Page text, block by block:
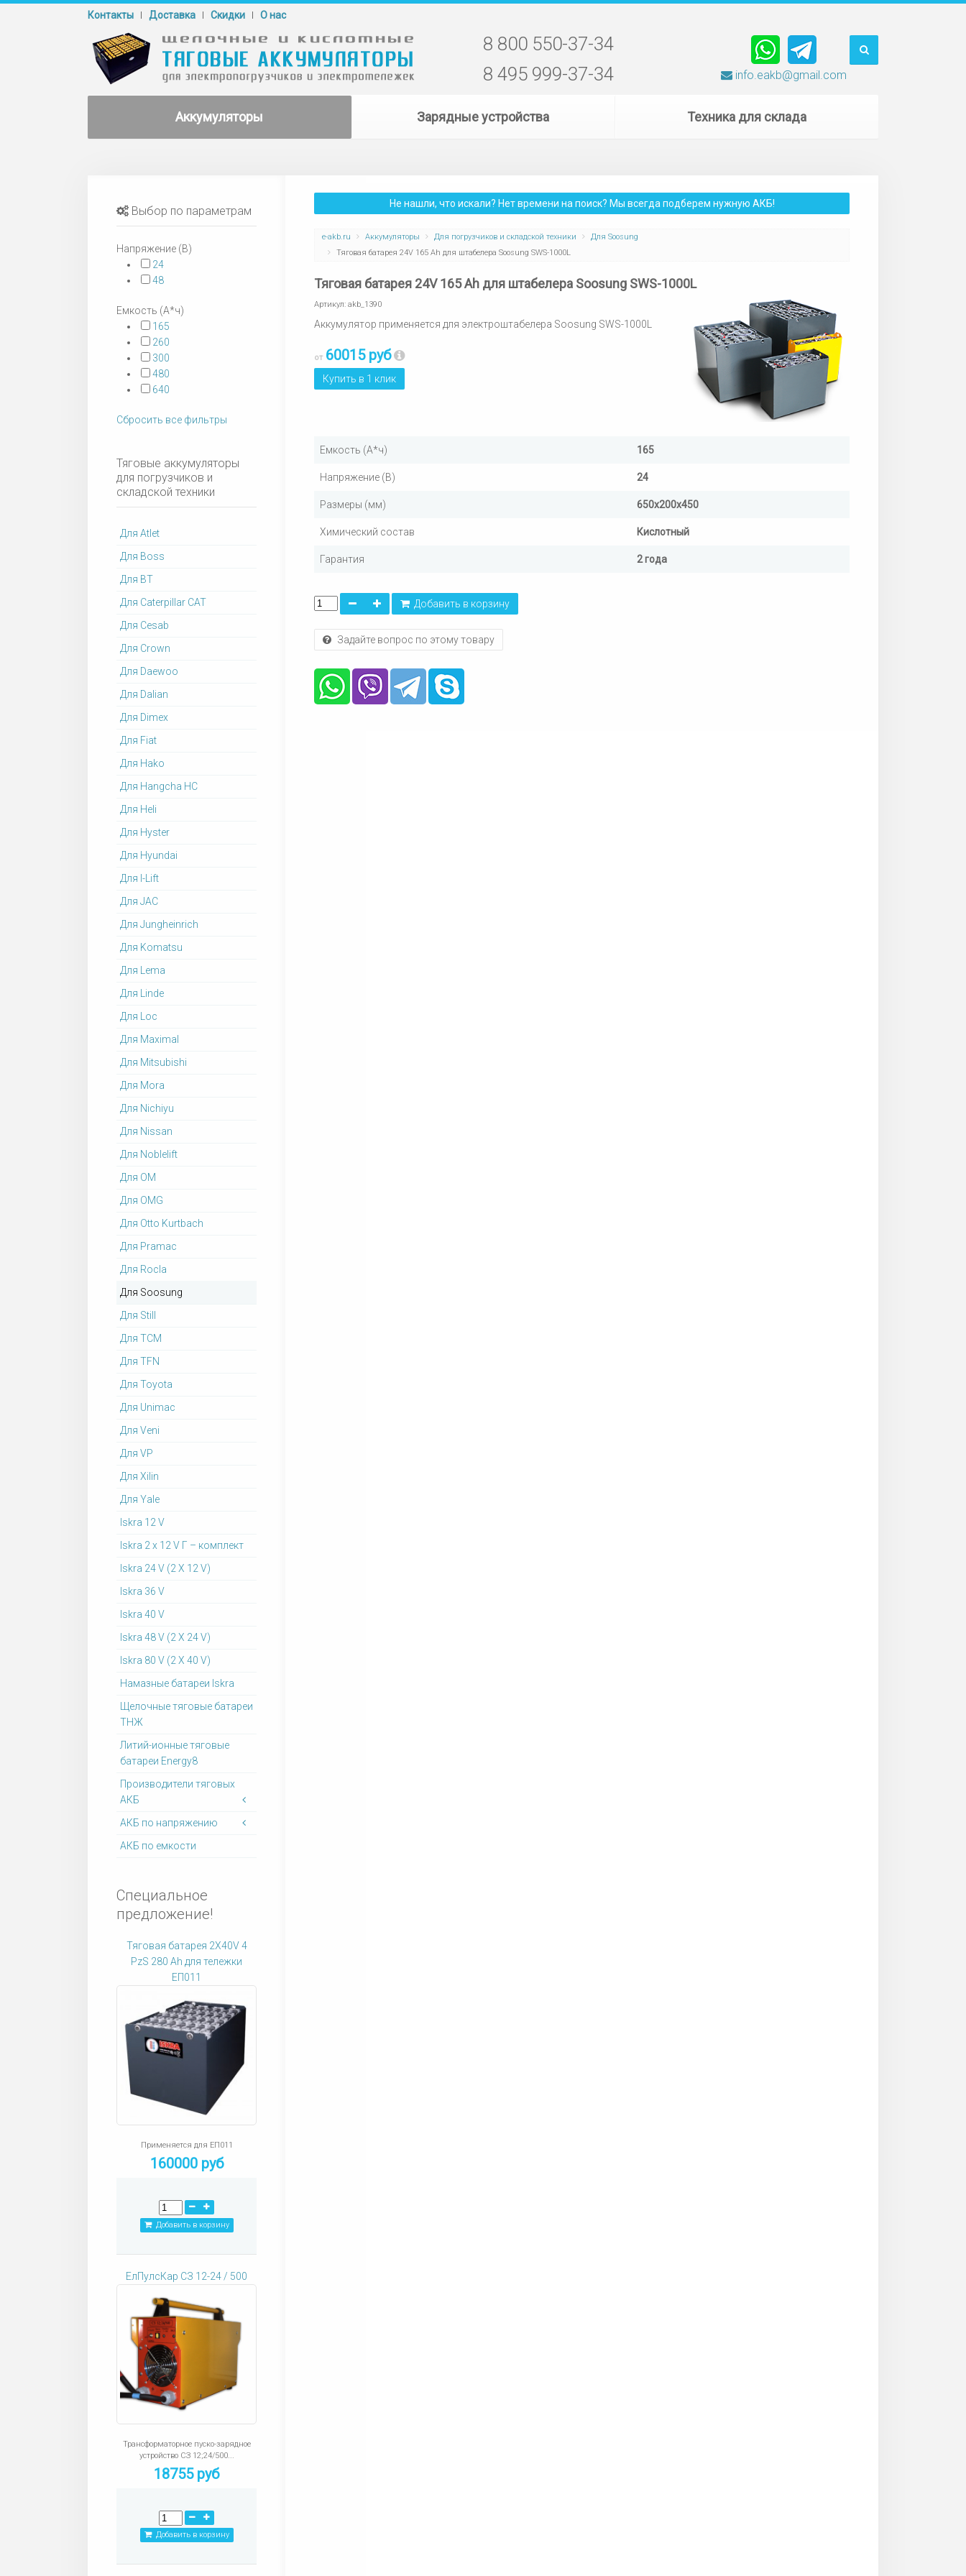
Контакты Доставка Cкидки О нас
8 800 550-37-34
8 495 999-37-34
info.eakb@gmail.com
Аккумуляторы Зарядные устройства Техника для склада
Не нашли, что искали? Нет времени на поиск? Мы всегда подберем нужную АКБ!
e-akb.ru Аккумуляторы Для погрузчиков и складской техники
Для Soosung
Тяговая батарея 24V 165 Ah для штабелера Soosung SWS-1000L
Тяговая батарея 24V 165 Ah для штабелера Soosung SWS-1000L
Артикул: akb_1390
Аккумулятор применяется для электроштабелера Soosung SWS-1000L
от 60015 руб
Купить в 1 клик
Емкость (А*ч) 165
Напряжение (В) 24
Размеры (мм) 650х200х450
Химический состав Кислотный
Гарантия 2 года
Добавить в корзину
Задайте вопрос по этому товару
Выбор по параметрам
Напряжение (В)
24
48
Емкость (А*ч)
165
260
300
480
640
Сбросить все фильтры
Тяговые аккумуляторы
для погрузчиков и
складской техники
Для Atlet
Для Boss
Для BT
Для Caterpillar CAT
Для Cesab
Для Crown
Для Daewoo
Для Dalian
Для Dimex
Для Fiat
Для Hako
Для Hangcha HC
Для Heli
Для Hyster
Для Hyundai
Для I-Lift
Для JAC
Для Jungheinrich
Для Komatsu
Для Lema
Для Linde
Для Loc
Для Maximal
Для Mitsubishi
Для Mora
Для Nichiyu
Для Nissan
Для Noblelift
Для OM
Для OMG
Для Otto Kurtbach
Для Pramac
Для Rocla
Для Soosung
Для Still
Для TCM
Для TFN
Для Toyota
Для Unimac
Для Veni
Для VP
Для Xilin
Для Yale
Iskra 12 V
Iskra 2 x 12 V Г – комплект
Iskra 24 V (2 X 12 V)
Iskra 36 V
Iskra 40 V
Iskra 48 V (2 X 24 V)
Iskra 80 V (2 X 40 V)
Намазные батареи Iskra
Щелочные тяговые батареи
ТНЖ
Литий-ионные тяговые
батареи Energy8
Производители тяговых
АКБ
АКБ по напряжению
АКБ по емкости
Специальное
предложение!
Тяговая батарея 2X40V 4
PzS 280 Ah для тележки
ЕП011
Применяется для ЕП011
160000 руб
Добавить в корзину
ЕлПулсКар СЗ 12-24 / 500
Трансформаторное пуско-зарядное
устройство СЗ 12;24/500...
18755 руб
Добавить в корзину